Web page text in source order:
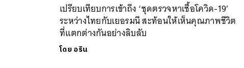
เปรียบเทียบการเข้าถึง ‘ชุดตรวจหาเชื้อโควิด-19’
ระหว่างไทยกับเยอรมนี สะท้อนให้เห็นคุณภาพชีวิต
ที่แตกต่างกันอย่างลิบลับ
โดย อริน